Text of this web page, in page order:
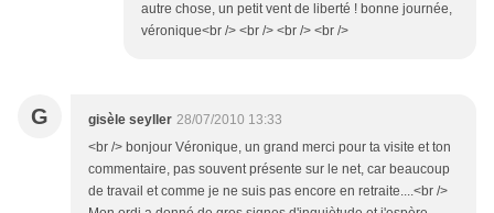
autre chose, un petit vent de liberté ! bonne journée,
véronique<br /> <br /> <br /> <br />
G gisèle seyller 28/07/2010 13:33
<br /> bonjour Véronique, un grand merci pour ta visite et ton
commentaire, pas souvent présente sur le net, car beaucoup
de travail et comme je ne suis pas encore en retraite....<br />